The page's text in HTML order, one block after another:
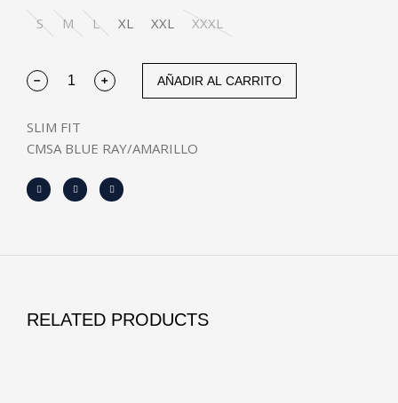
S
M L XL XXL XXXL
AÑADIR AL CARRITO
SLIM FIT
CMSA BLUE RAY/AMARILLO
RELATED PRODUCTS